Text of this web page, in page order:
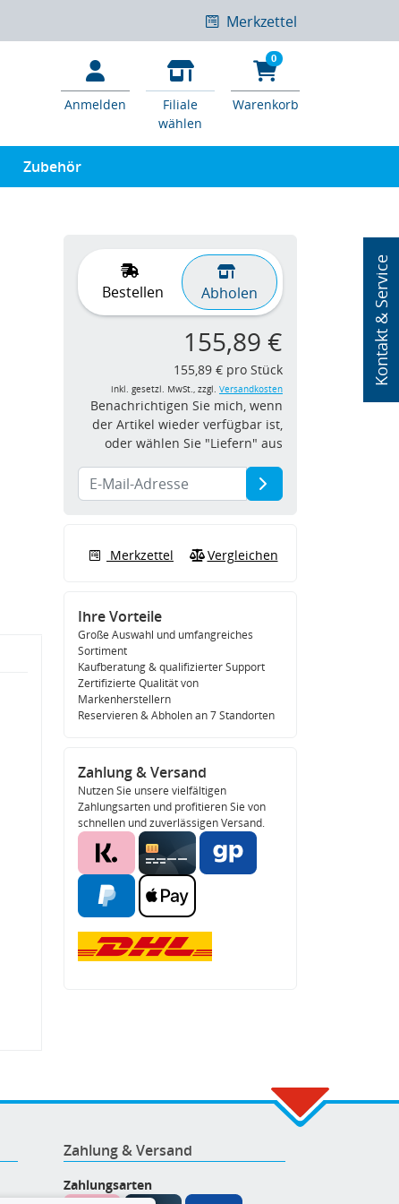
Kontakt & Service
Merkzettel
Anmelden
Filiale
wählen
0
Warenkorb
Zubehör
Bestellen Abholen
155,89 €
155,89 € pro Stück
inkl. gesetzl. MwSt., zzgl. Versandkosten
Benachrichtigen Sie mich, wenn
der Artikel wieder verfügbar ist,
oder wählen Sie "Liefern" aus
Merkzettel Vergleichen
Ihre Vorteile
Große Auswahl und umfangreiches
Sortiment
Kaufberatung & qualifizierter Support
Zertifizierte Qualität von
Markenherstellern
Reservieren & Abholen an 7 Standorten
Zahlung & Versand
Nutzen Sie unsere vielfältigen
Zahlungsarten und profitieren Sie von
schnellen und zuverlässigen Versand.
Zahlung & Versand
Zahlungsarten